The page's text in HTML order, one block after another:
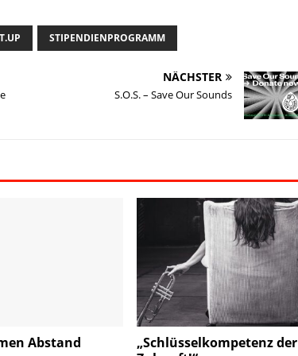
STIPENDIENPROGRAMM
NÄCHSTER
S.O.S. – Save Our Sounds
Abstand
„Schlüsselkompetenz der